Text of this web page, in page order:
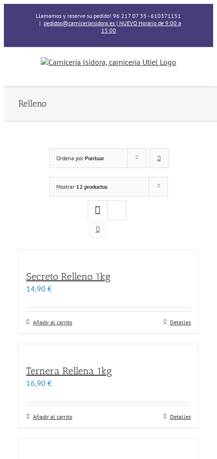
Llamamos y reserve su pedido! 96 217 07 35 - 610371151
| pedidos@carniceriaisidora.es | NUEVO Horario de 9:00 a
15:00
Relleno
Ordena por Puntuar
Mostrar 12 productos
Secreto Relleno 1kg
14,90 €
Añadir al carrito Detalles
Ternera Rellena 1kg
16,90 €
Añadir al carrito Detalles